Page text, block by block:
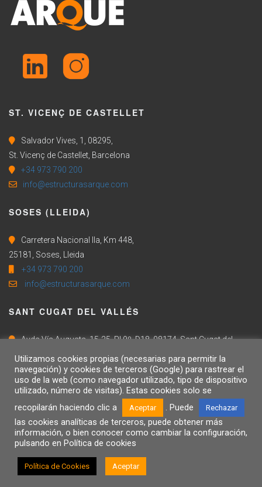
ST. VICENÇ DE CASTELLET
Salvador Vives, 1, 08295,
St. Vicenç de Castellet, Barcelona
+34 973 790 200
info@estructurasarque.com
SOSES (LLEIDA)
Carretera Nacional IIa, Km 448,
25181, Soses, Lleida
+34 973 790 200
info@estructurasarque.com
SANT CUGAT DEL VALLÉS
Avda Vía Augusta, 15-25, Pl 9º, D18, 08174, Sant Cugat del
Vallés, Barcelona
+34 973 790 200
info@estructurasarque.com
AVISO LEGAL POLÍTICA DE COOKIES
CONTACTO
POLÍTICA INTEGRADA
FORMULARIO DE DENUNCIA
© 2018 ESTRUCTURAS ARQUÉ / WEB BY
Utilizamos cookies propias (necesarias para permitir la
navegación) y cookies de terceros (Google) para rastrear el
uso de la web (como navegador utilizado, tipo de dispositivo
utilizado, número de visitas). Estas cookies solo se
recopilarán haciendo clic a
Aceptar . Puede Rechazar
las cookies analíticas de terceros, puede obtener más
información, o bien conocer como cambiar la configuración,
pulsando en Política de cookies
Política de Cookies Aceptar